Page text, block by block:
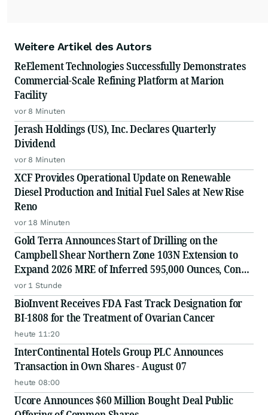
Weitere Artikel des Autors
ReElement Technologies Successfully Demonstrates
Commercial-Scale Refining Platform at Marion
Facility
vor 8 Minuten
Jerash Holdings (US), Inc. Declares Quarterly
Dividend
vor 8 Minuten
XCF Provides Operational Update on Renewable
Diesel Production and Initial Fuel Sales at New Rise
Reno
vor 18 Minuten
Gold Terra Announces Start of Drilling on the
Campbell Shear Northern Zone 103N Extension to
Expand 2026 MRE of Inferred 595,000 Ounces, Con
Mine, Yellowknife, NWT
vor 1 Stunde
BioInvent Receives FDA Fast Track Designation for
BI-1808 for the Treatment of Ovarian Cancer
heute 11:20
InterContinental Hotels Group PLC Announces
Transaction in Own Shares - August 07
heute 08:00
Ucore Announces $60 Million Bought Deal Public